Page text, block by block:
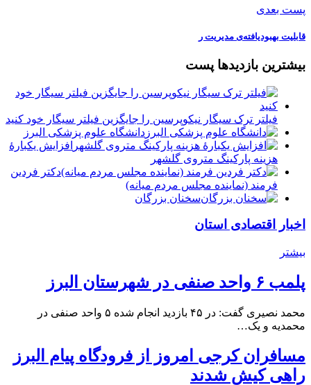
پست بعدی
قابلیت بهبودیافته‌ی مدیریت ر
بیشترین بازدیدها پست
فیلتر ترک سیگار نیکوپرسین را جایگزین فیلتر سیگار خود کنید
دانشگاه علوم پزشکی البرز
افزایش یکبارۀ
هزینه پارکینگ متروی گلشهر
دكتر فردين
فرمند (نماينده مجلس مردم میانه)
سخنان بزرگان
اخبار اقتصادی استان
بیشتر
پلمب ۶ واحد صنفی در شهرستان البرز
محمد نصیری گفت: در ۴۵ بازدید انجام شده ۵ واحد صنفی در
محمدیه و یک…
مسافران کرجی امروز از فرودگاه پیام البرز
راهی کیش شدند